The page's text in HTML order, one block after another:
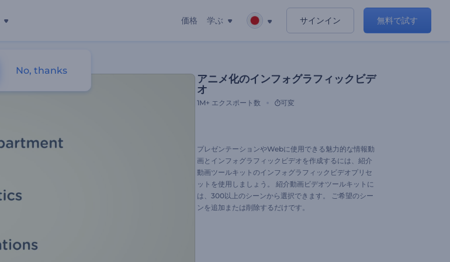
価格 学ぶ サインイン 無料で試す
アニメ化のインフォグラフィックビデ
オ
1M+ エクスポート数 可変
プレゼンテーションやWebに使用できる魅力的な情報動
画とインフォグラフィックビデオを作成するには、紹介
動画ツールキットのインフォグラフィックビデオプリセ
ットを使用しましょう。 紹介動画ビデオツールキットに
は、300以上のシーンから選択できます。 ご希望のシー
ンを追加または削除するだけです。
No, thanks